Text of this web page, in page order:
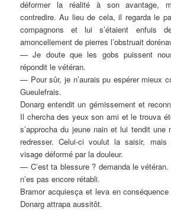
déformer la réalité à son avantage,
contredire. Au lieu de cela, il regarda le
compagnons et lui s’étaient enfuis
amoncellement de pierres l’obstruait
— Je doute que les gobs puissent
répondit le vétéran.
— Pour sûr, je n’aurais pu espérer mieux
Gueulefrais.
Donarg entendit un gémissement et
Il chercha des yeux son ami et le trouva
s’approcha du jeune nain et lui tendit une
redresser. Celui-ci voulut la saisir,
visage déformé par la douleur.
— C’est ta blessure ? demanda le
n’es pas encore rétabli.
Bramor acquiesça et leva en
Donarg attrapa aussitôt.